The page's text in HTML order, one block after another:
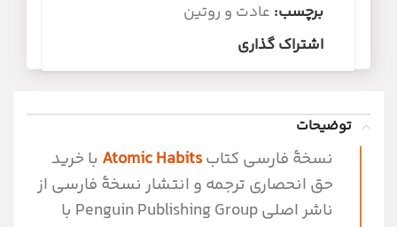
برچسب: عادت و روتین
اشتراک گذاری
توضیحات
نسخۀ فارسی کتابAtomic Habits با خرید
حق انحصاری ترجمه و انتشار نسخۀ فارسی از
ناشر اصلی Penguin Publishing Group با